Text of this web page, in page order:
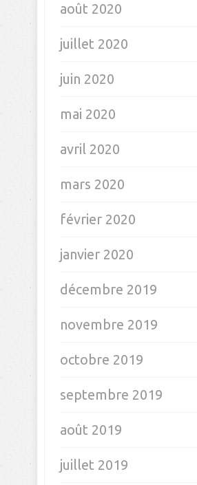
août 2020
juillet 2020
juin 2020
mai 2020
avril 2020
mars 2020
février 2020
janvier 2020
décembre 2019
novembre 2019
octobre 2019
septembre 2019
août 2019
juillet 2019